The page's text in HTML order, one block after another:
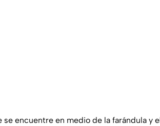
encuentre en medio de la farándula y